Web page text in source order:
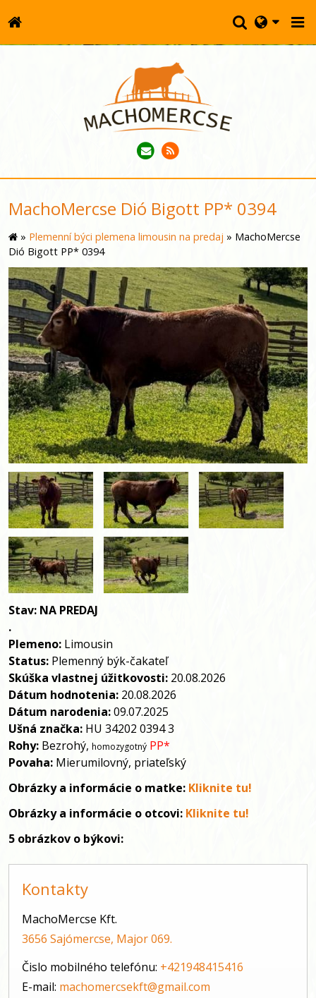
MachoMercse Dió Bigott PP* 0394
» Plemenní býci plemena limousin na predaj » MachoMercse
Dió Bigott PP* 0394
Stav: NA PREDAJ
.
Plemeno: Limousin
Status: Plemenný býk-čakateľ
Skúška vlastnej úžitkovosti: 20.08.2026
Dátum hodnotenia: 20.08.2026
Dátum narodenia:09.07.2025
Ušná značka: HU 34202 0394 3
Rohy: Bezrohý, homozygotný PP*
Povaha: Mierumilovný, priateľský
Obrázky a informácie o matke: Kliknite tu!
Obrázky a informácie o otcovi: Kliknite tu!
5 obrázkov o býkovi:
Kontakty
MachoMercse Kft.
3656 Sajómercse, Major 069.
Čislo mobilného telefónu: +421948415416
E-mail: machomercsekft@gmail.com